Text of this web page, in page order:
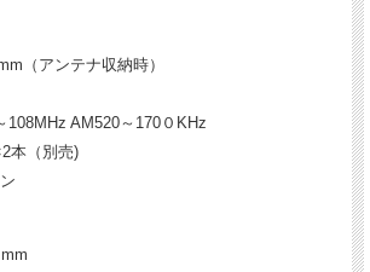
ットラジオを。ワイドFM対応で、よりクリアな音
（アンテナ収納時）
108MHz AM520～170０KHz
本（別売)